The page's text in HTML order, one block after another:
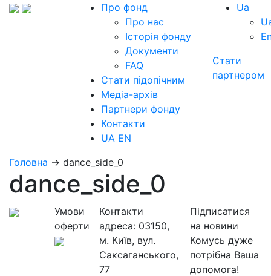
Про фонд
Про нас
Історія фонду
Документи
FAQ
Стати підопічним
Медіа-архів
Партнери фонду
Контакти
UA EN
Ua
Стати
партнером
Головна → dance_side_0
dance_side_0
Умови
оферти
Контакти
адреса: 03150,
м. Київ, вул.
Саксаганського,
77
Підписатися
на новини
Комусь дуже
потрібна Ваша
допомога!